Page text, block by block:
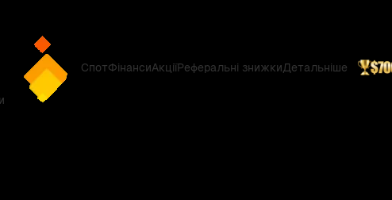
СпотФінансиАкціїРеферальні знижкиДетальніше